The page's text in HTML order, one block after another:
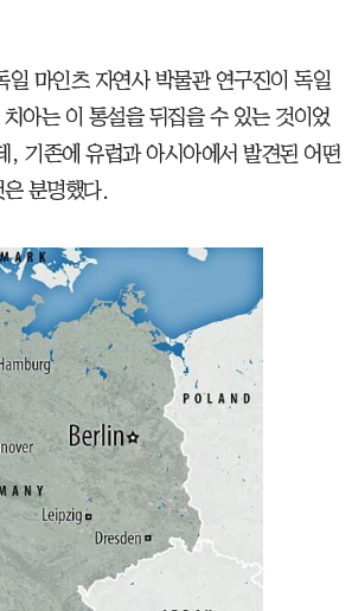
마인츠 자연사 박물관 연구진이 독일
아는 이 통설을 뒤집을 수 있는 것이었
, 기존에 유럽과 아시아에서 발견된 어떤
분명했다.